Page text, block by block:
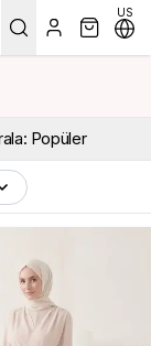
US
Popüler